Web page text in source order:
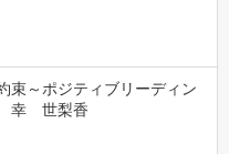
束～ポジティブリーディン
幸 世梨香